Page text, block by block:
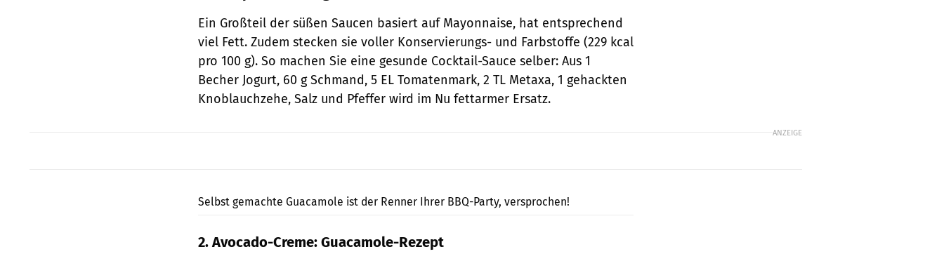
Ein Großteil der süßen Saucen basiert auf Mayonnaise, hat entsprechend
viel Fett. Zudem stecken sie voller Konservierungs- und Farbstoffe (229 kcal
pro 100 g). So machen Sie eine gesunde Cocktail-Sauce selber: Aus 1
Becher Jogurt, 60 g Schmand, 5 EL Tomatenmark, 2 TL Metaxa, 1 gehackten
Knoblauchzehe, Salz und Pfeffer wird im Nu fettarmer Ersatz.
ANZEIGE
Selbst gemachte Guacamole ist der Renner Ihrer BBQ-Party, versprochen!
2. Avocado-Creme: Guacamole-Rezept